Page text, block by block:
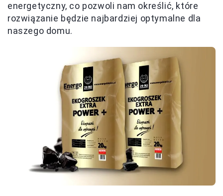
energetyczny, co pozwoli nam określić, które
rozwiązanie będzie najbardziej optymalne dla
naszego domu.